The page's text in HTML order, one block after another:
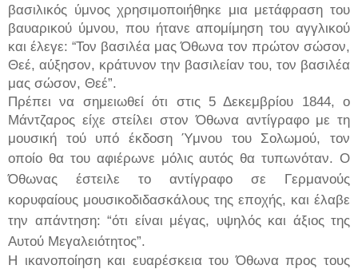
βασιλικός ύμνος χρησιμοποιήθηκε μια μετάφραση του
βαυαρικού ύμνου, που ήτανε απομίμηση του αγγλικού
και έλεγε: “Τον βασιλέα μας Όθωνα τον πρώτον σώσον,
Θεέ, αύξησον, κράτυνον την βασιλείαν του, τον βασιλέα
μας σώσον, Θεέ”.
Πρέπει να σημειωθεί ότι στις 5 Δεκεμβρίου 1844, ο
Μάντζαρος είχε στείλει στον Όθωνα αντίγραφο με τη
μουσική τού υπό έκδοση Ύμνου του Σολωμού, τον
οποίο θα του αφιέρωνε μόλις αυτός θα τυπωνόταν. Ο
Όθωνας έστειλε το αντίγραφο σε Γερμανούς
κορυφαίους μουσικοδιδασκάλους της εποχής, και έλαβε
την απάντηση: “ότι είναι μέγας, υψηλός και άξιος της
Αυτού Μεγαλειότητος”.
Η ικανοποίηση και ευαρέσκεια του Όθωνα προς τους